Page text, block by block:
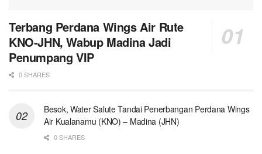
Terbang Perdana Wings Air Rute
KNO-JHN, Wabup Madina Jadi
Penumpang VIP
0 SHARES
Besok, Water Salute Tandai Penerbangan Perdana Wings
Air Kualanamu (KNO) – Madina (JHN)
0 SHARES